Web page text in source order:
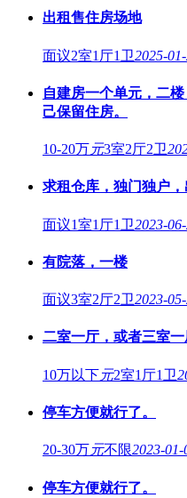
出租售住房场地
面议2室1厅1卫2025-
自建房一个单元，二
己保留住房。
10-20万元3室2厅2卫
求租仓库，独门独户
面议1室1厅1卫2023-
有院落，一楼
面议3室2厅2卫2023-
二室一厅，或者三室
10万以下元2室1厅1卫
停车方便就行了。
20-30万元不限2023-01-
停车方便就行了。